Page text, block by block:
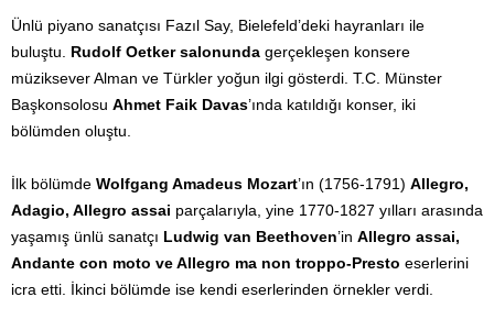
Ünlü piyano sanatçısı Fazıl Say, Bielefeld’deki hayranları ile
buluştu. Rudolf Oetker salonunda gerçekleşen konsere
müziksever Alman ve Türkler yoğun ilgi gösterdi. T.C. Münster
Başkonsolosu Ahmet Faik Davas’ında katıldığı konser, iki
bölümden oluştu.
İlk bölümde Wolfgang Amadeus Mozart’ın (1756-1791) Allegro,
Adagio, Allegro assai parçalarıyla, yine 1770-1827 yılları arasında
yaşamış ünlü sanatçı Ludwig van Beethoven’in Allegro assai,
Andante con moto ve Allegro ma non troppo-Presto eserlerini
icra etti. İkinci bölümde ise kendi eserlerinden örnekler verdi.